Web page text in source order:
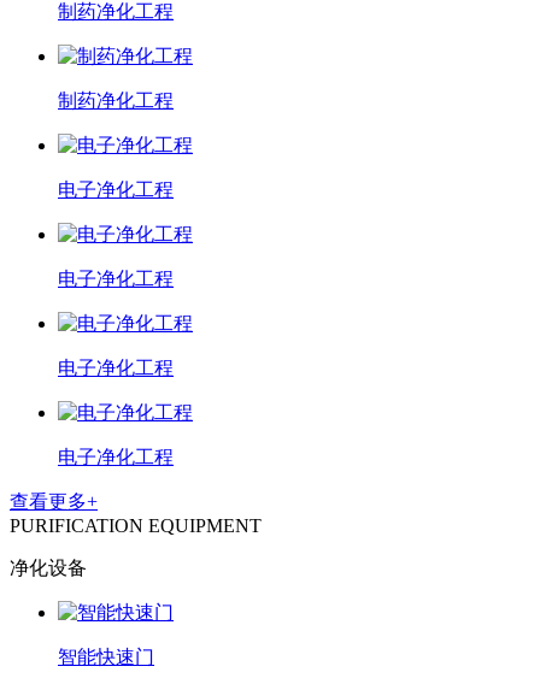
制药净化工程
制药净化工程
电子净化工程
电子净化工程
电子净化工程
电子净化工程
查看更多+
PURIFICATION EQUIPMENT
净化设备
智能快速门